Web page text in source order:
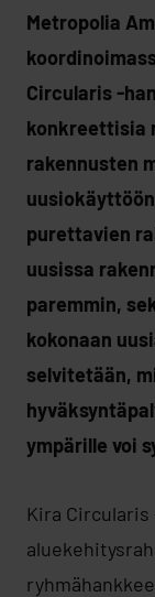
Metropolia
Circularis -
konkreettisia
rakennusten
purettavien
uusissa
paremmin,
kokonaan
selvitetään,
ympärille voi
Kira